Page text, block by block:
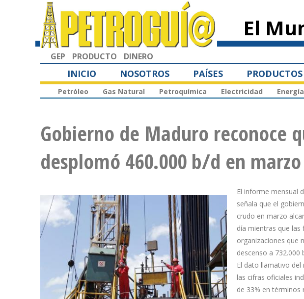
El
GEP PRODUCTO DINERO
INICIO NOSOTROS PAÍSES PRODUCTOS
Petróleo Gas Natural Petroquímica Electricidad
Gobierno de Maduro reconoce
desplomó 460.000 b/d en marzo
El informe mensual
señala que el
crudo en marzo
día mientras que
organizaciones que
descenso a 732.000
El dato llamativo
las cifras oficiales
de 33% en términos